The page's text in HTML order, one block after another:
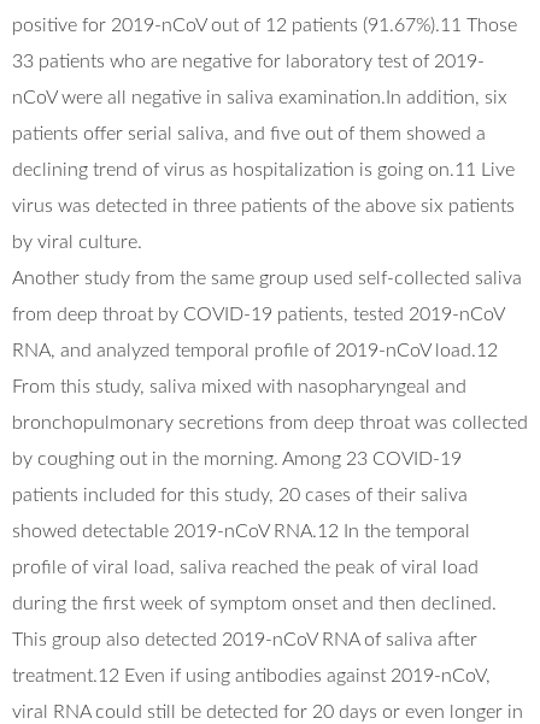
positive for 2019-nCoV out of 12 patients (91.67%).11 Those
33 patients who are negative for laboratory test of 2019-
nCoV were all negative in saliva examination.In addition, six
patients offer serial saliva, and five out of them showed a
declining trend of virus as hospitalization is going on.11 Live
virus was detected in three patients of the above six patients
by viral culture.
Another study from the same group used self-collected saliva
from deep throat by COVID-19 patients, tested 2019-nCoV
RNA, and analyzed temporal profile of 2019-nCoV load.12
From this study, saliva mixed with nasopharyngeal and
bronchopulmonary secretions from deep throat was collected
by coughing out in the morning. Among 23 COVID-19
patients included for this study, 20 cases of their saliva
showed detectable 2019-nCoV RNA.12 In the temporal
profile of viral load, saliva reached the peak of viral load
during the first week of symptom onset and then declined.
This group also detected 2019-nCoV RNA of saliva after
treatment.12 Even if using antibodies against 2019-nCoV,
viral RNA could still be detected for 20 days or even longer in